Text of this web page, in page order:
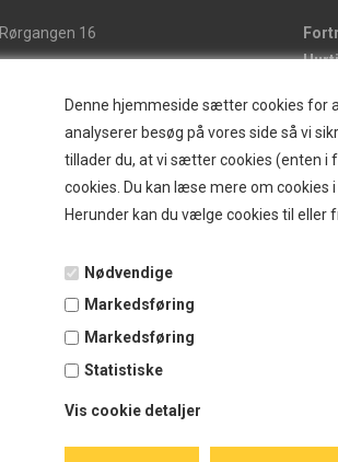
Denne hjemmeside sætter cookies for
analyserer besøg på vores side så vi
tillader du, at vi sætter cookies (enten i
cookies. Du kan læse mere om
Herunder kan du vælge cookies til
Nødvendige
Markedsføring
Markedsføring
Statistiske
Vis cookie detaljer
Rørgangen 16
Tlf. 46 15 38 39
ostrand@ostrand.dk
CVR: DK 77948228 drives af
SKYESCOT TRADING V/DORTE HOLM
MARTINA
Blog